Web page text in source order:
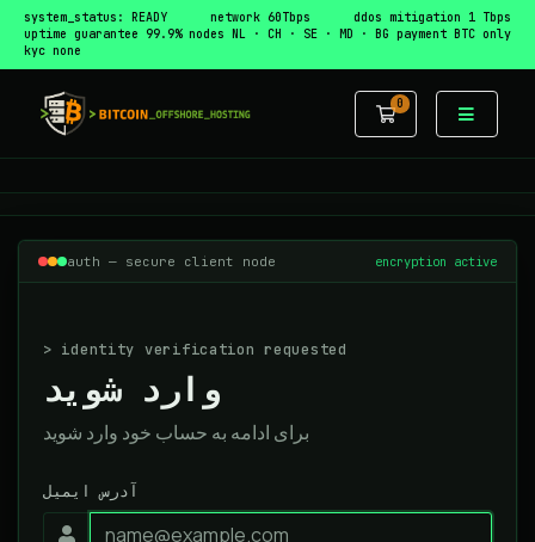
system_status: READY network 60Tbps
ddos mitigation 1 Tbps
uptime guarantee 99.9% nodes NL · CH · SE · MD · BG payment BTC only
kyc none
0
کارت خرید
auth — secure client node encryption active
> identity verification requested
وارد شوید
برای ادامه به حساب خود وارد شوید
آدرس ایمیل